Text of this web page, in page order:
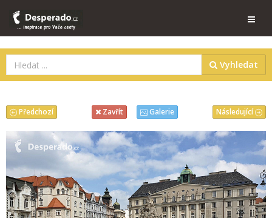
Vyhledat
Následující
Předchozí Zavřít Galerie